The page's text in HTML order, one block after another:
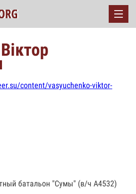
content/vasyuchenko-viktor-
батальон "Сумы" (в/ч А4532)